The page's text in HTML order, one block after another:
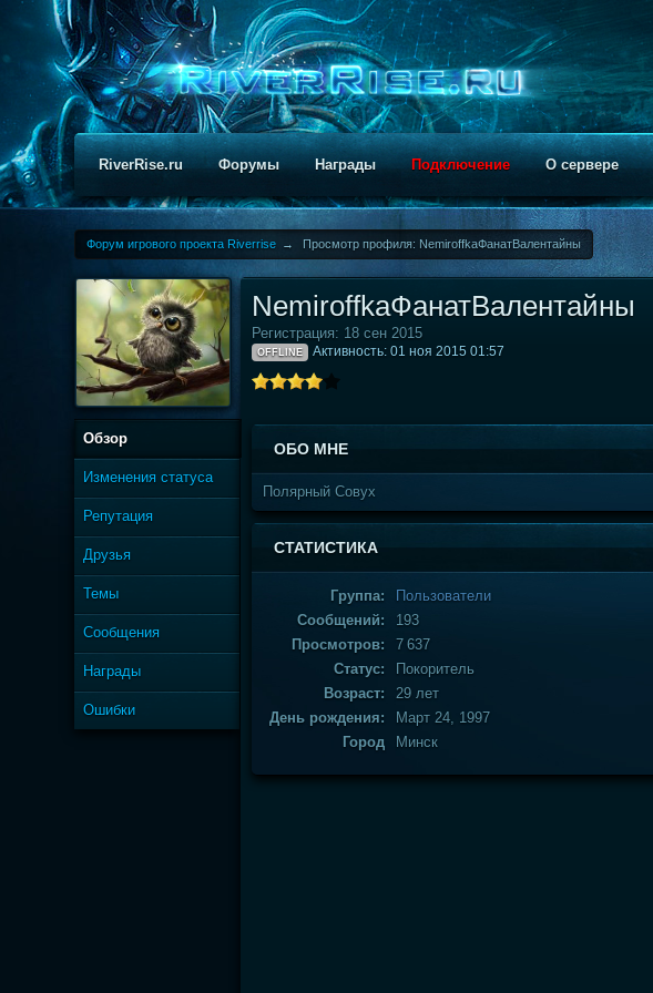
RiverRise.ru Форумы Награды Подключение О сервере
Форум игрового проекта Riverrise → Просмотр профиля: NemiroffkaФанатВалентайны
Обзор
Изменения статуса
Репутация
Друзья
Темы
Сообщения
Награды
Ошибки
NemiroffkaФанатВалентайны
Регистрация: 18 сен 2015
OFFLINE Активность: 01 ноя 2015 01:57
ОБО МНЕ
Полярный Совух
СТАТИСТИКА
Группа:
Пользователи
Сообщений:
193
Просмотров:
7 637
Статус:
Покоритель
Возраст:
29 лет
День рождения:
Март 24, 1997
Город
Минск